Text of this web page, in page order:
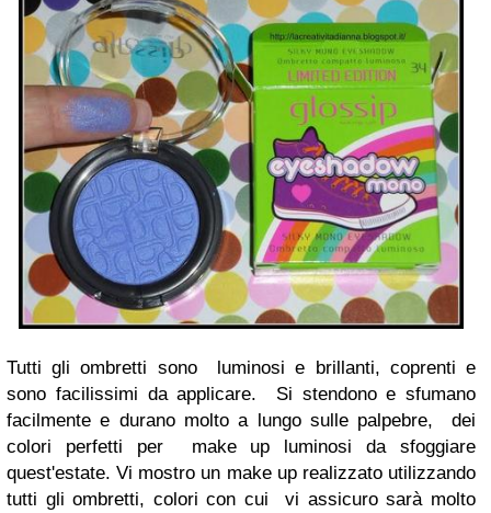
Tutti gli ombretti sono luminosi e brillanti, coprenti e
sono facilissimi da applicare. Si stendono e sfumano
facilmente e durano molto a lungo sulle palpebre, dei
colori perfetti per make up luminosi da sfoggiare
quest'estate. Vi mostro un make up realizzato utilizzando
tutti gli ombretti, colori con cui vi assicuro sarà molto